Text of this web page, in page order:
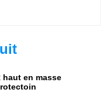
haut en masse